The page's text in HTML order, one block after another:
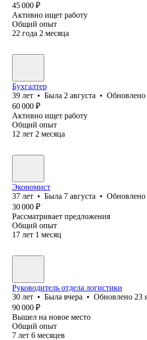
45 000 ₽
Активно ищет работу
Общий опыт
22 года 2 месяца
Бухгалтер
39 лет • Была 2 августа • Обновлено
60 000 ₽
Активно ищет работу
Общий опыт
12 лет 2 месяца
Экономист
37 лет • Была 7 августа • Обновлено
30 000 ₽
Рассматривает предложения
Общий опыт
17 лет 1 месяц
Руководитель отдела логистики
30 лет • Была вчера • Обновлено 23
90 000 ₽
Вышел на новое место
Общий опыт
7 лет 6 месяцев